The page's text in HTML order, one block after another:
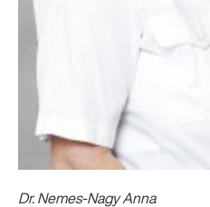
Dr. Nemes-Nagy Anna